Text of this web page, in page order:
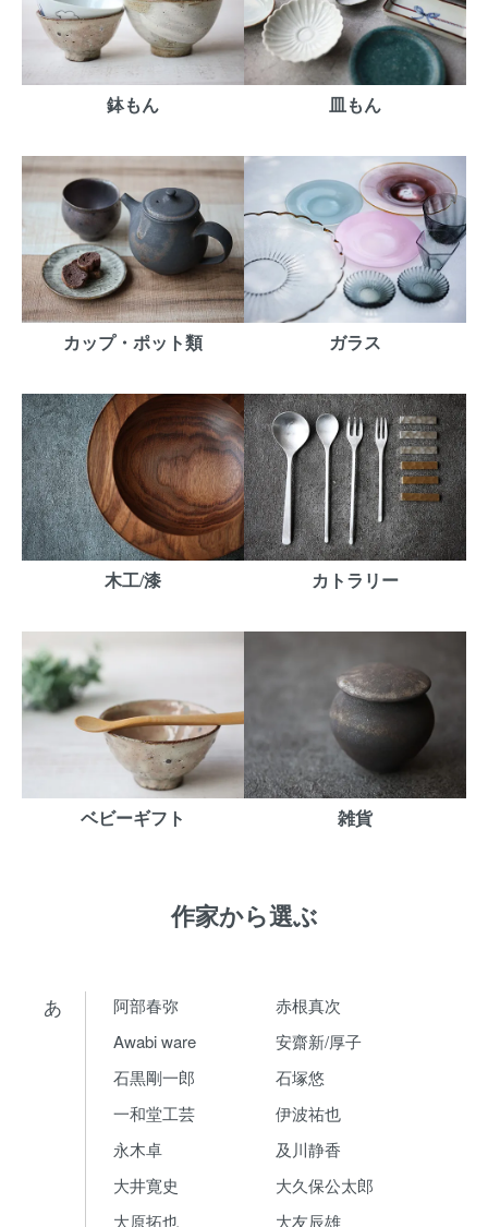
鉢もん 皿もん
カップ・ポット類 ガラス
木工/漆 カトラリー
ベビーギフト 雑貨
作家から選ぶ
あ 阿部春弥
赤根真次
Awabi ware
安齋新/厚子
石黒剛一郎
石塚悠
一和堂工芸
伊波祐也
永木卓
及川静香
大井寛史
大久保公太郎
大原拓也
大友辰雄